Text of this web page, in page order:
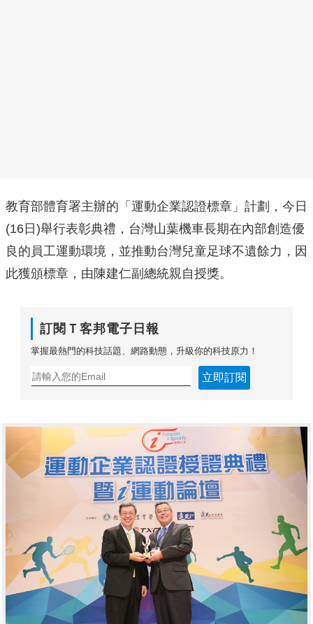
教育部體育署主辦的「運動企業認證標章」計劃，今日
(16日)舉行表彰典禮，台灣山葉機車長期在內部創造優
良的員工運動環境，並推動台灣兒童足球不遺餘力，因
此獲頒標章，由陳建仁副總統親自授獎。
訂閱Ｔ客邦電子日報
掌握最熱門的科技話題、網路動態，升級你的科技原力！
立即訂閱